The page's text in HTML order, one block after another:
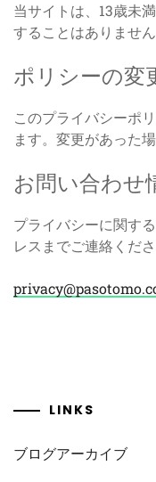
当サイトは、13歳未
することはありません
ポリシーの変
このプライバシーポ
ます。変更があった
お問い合わせ
プライバシーに関す
レスまでご連絡くださ
LINKS
ブログアーカイブ